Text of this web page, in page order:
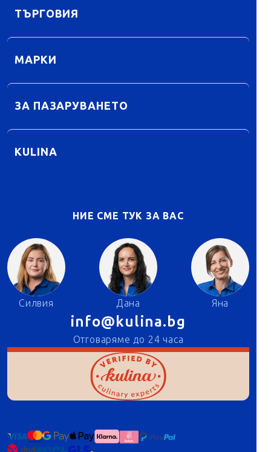
ТЪРГОВИЯ
МАРКИ
ЗА ПАЗАРУВАНЕТО
KULINA
НИЕ СМЕ ТУК ЗА ВАС
Силвия Дана Яна
info@kulina.bg
Отговаряме до 24 часа